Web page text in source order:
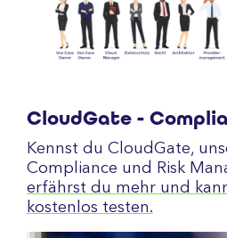
CloudGate -
Kennst du CloudGate,
Compliance und Risk
erfährst du mehr und
kostenlos testen.